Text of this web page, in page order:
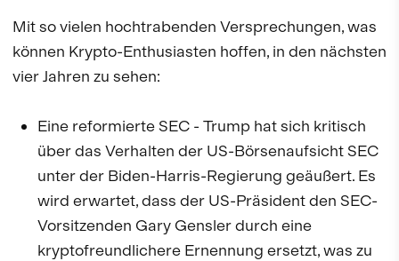
Mit so vielen hochtrabenden Versprechungen, was
können Krypto-Enthusiasten hoffen, in den nächsten
vier Jahren zu sehen:
Eine reformierte SEC - Trump hat sich kritisch
über das Verhalten der US-Börsenaufsicht SEC
unter der Biden-Harris-Regierung geäußert. Es
wird erwartet, dass der US-Präsident den SEC-
Vorsitzenden Gary Gensler durch eine
kryptofreundlichere Ernennung ersetzt, was zu